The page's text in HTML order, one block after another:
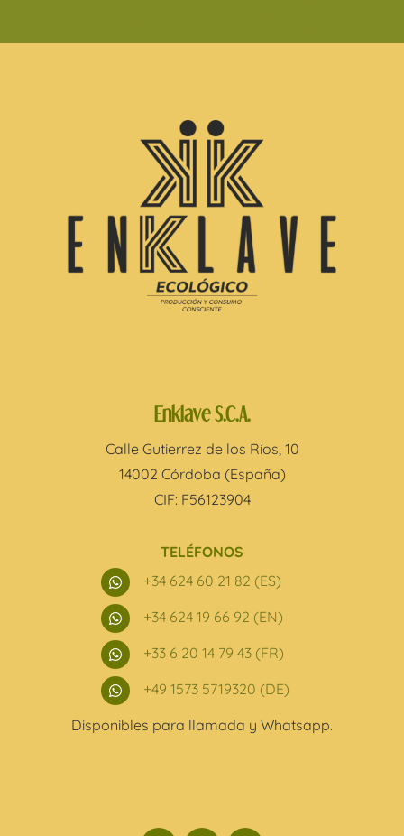
Enklave S.C.A.
Calle Gutierrez de los Ríos, 10
14002 Córdoba (España)
CIF: F56123904
TELÉFONOS
 +34 624 60 21 82 (ES)
 +34 624 19 66 92 (EN)
 +33 6 20 14 79 43 (FR)

+49 1573 5719320 (DE)
Disponibles para llamada y Whatsapp.